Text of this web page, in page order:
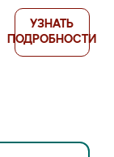
УЗНАТЬ
ПОДРОБНОСТИ